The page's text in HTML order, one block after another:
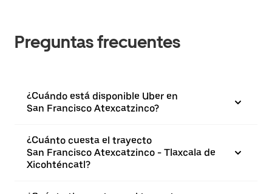
Preguntas frecuentes
¿Cuándo está disponible Uber en
San Francisco Atexcatzinco?
¿Cuánto cuesta el trayecto
San Francisco Atexcatzinco - Tlaxcala de
Xicohténcatl?